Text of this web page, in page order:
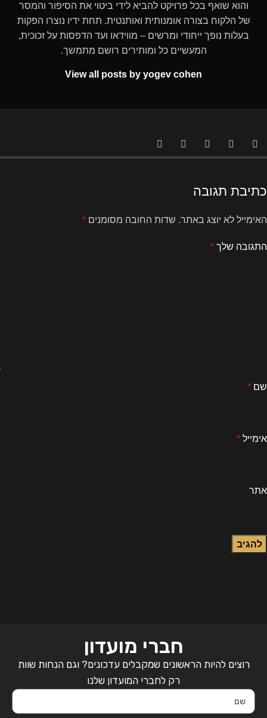
והוא שואף בכל פרויקט להביא לידי ביטוי את הסיפור והמסר
של הלקוח בצורה אומנותית ואותנטית. תחת ידיו נוצרו הפקות
בעלות נופך ייחודי ומרשים – מווידאו ועד הדפסות על זכוכית,
המעשיים כל ומותירים רושם מתמשך.
View all posts by yogev cohen
כתיבת תגובה
האימייל לא יוצג באתר. שדות החובה מסומנים *
התגובה שלך *
שם *
אימייל *
אתר
חברי מועדון
רוצים להיות הראשונים שמקבלים עדכונים? וגם הנחות שוות
רק לחברי המועדון שלנו